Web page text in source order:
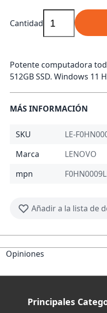
Cantidad
Potente computadora
512GB SSD. Windows 11
MÁS INFORMACIÓN
SKU
LE-
Marca
LENOVO
mpn
Añadir a la lista de
Opiniones
Principales